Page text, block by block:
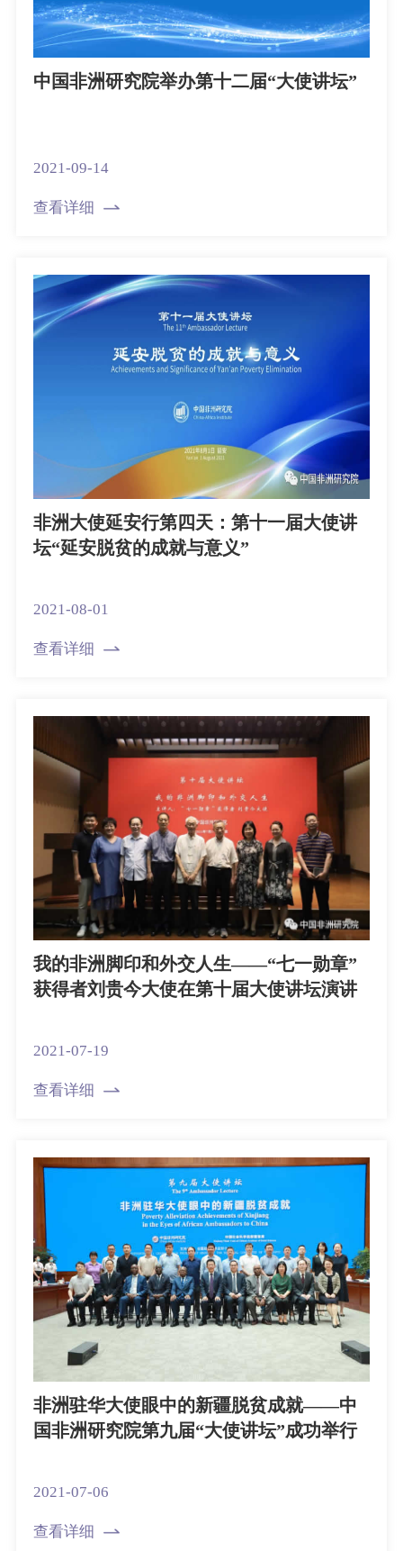
中国非洲研究院举办第十二届“大使讲坛”
2021-09-14
查看详细
非洲大使延安行第四天：第十一届大使讲
坛“延安脱贫的成就与意义”
2021-08-01
查看详细
我的非洲脚印和外交人生——“七一勋章”
获得者刘贵今大使在第十届大使讲坛演讲
2021-07-19
查看详细
非洲驻华大使眼中的新疆脱贫成就——中
国非洲研究院第九届“大使讲坛”成功举行
2021-07-06
查看详细